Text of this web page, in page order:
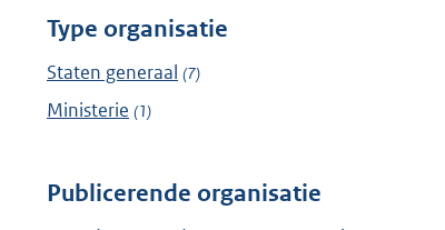
Type organisatie
Staten generaal (7)
Ministerie (1)
Publicerende organisatie